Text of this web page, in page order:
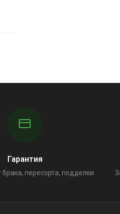
Гарантия
пересорта, подделки